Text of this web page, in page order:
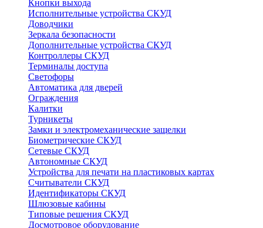
Кнопки выхода
Исполнительные устройства СКУД
Доводчики
Зеркала безопасности
Дополнительные устройства СКУД
Контроллеры СКУД
Терминалы доступа
Светофоры
Автоматика для дверей
Ограждения
Калитки
Турникеты
Замки и электромеханические защелки
Биометрические СКУД
Сетевые СКУД
Автономные СКУД
Устройства для печати на пластиковых картах
Считыватели СКУД
Идентификаторы СКУД
Шлюзовые кабины
Типовые решения СКУД
Досмотровое оборудование